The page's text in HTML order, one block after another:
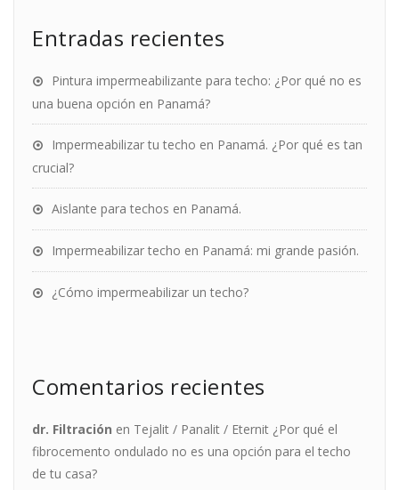
Entradas recientes
Pintura impermeabilizante para techo: ¿Por qué no es
una buena opción en Panamá?
Impermeabilizar tu techo en Panamá. ¿Por qué es tan
crucial?
Aislante para techos en Panamá.
Impermeabilizar techo en Panamá: mi grande pasión.
¿Cómo impermeabilizar un techo?
Comentarios recientes
dr. Filtración en Tejalit / Panalit / Eternit ¿Por qué el
fibrocemento ondulado no es una opción para el techo
de tu casa?